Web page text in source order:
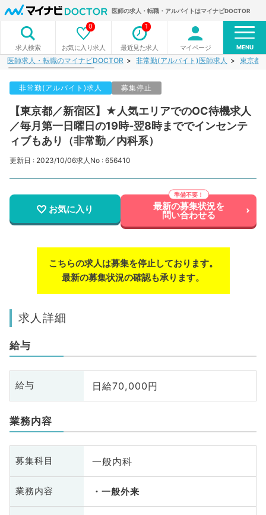
医師の求人・転職・アルバイトはマイナビDOCTOR
求人検索 お気に入り求人
0
最近見た求人
1
マイページ MENU
医師求人・転職のマイナビDOCTOR 非常勤(アルバイト)医師求人 東京都
非常勤(アルバイト)求人 募集停止
【東京都／新宿区】★人気エリアでのOC待機求人
／毎月第一日曜日の19時‐翌8時まででインセンテ
ィブもあり（非常勤／内科系）
更新日 : 2023/10/06求人No : 656410
お気に入り 最新の募集状況を
問い合わせる
こちらの求人は募集を停止しております。
最新の募集状況の確認も承ります。
求人詳細
給与
給与 日給70,000円
業務内容
募集科目 一般内科
業務内容 一般外来